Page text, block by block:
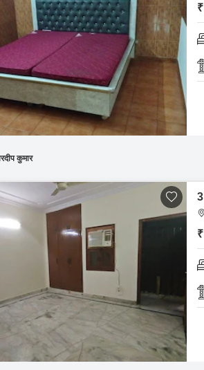
False Ceiling Design
TV Unit Design
Wall Paint Design
Wall Design
Window Design
Tiles Design
Kitchen False Ceiling Design
Staircase Design
Door Design
Crockery Unit Design
Study Room Design
Mortgage
SuperAgent Pro
कुमार